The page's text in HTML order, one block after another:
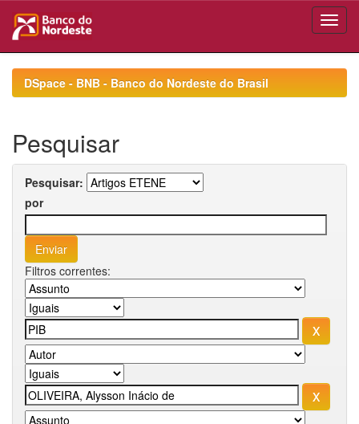
navigationDSpace - BNB - Banco do Nordeste do Brasil
Pesquisar
Pesquisar:
por
Filtros correntes: